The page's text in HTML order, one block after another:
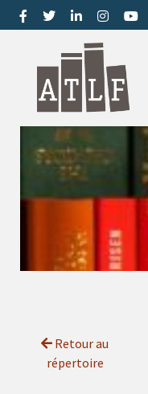
Retour au
répertoire